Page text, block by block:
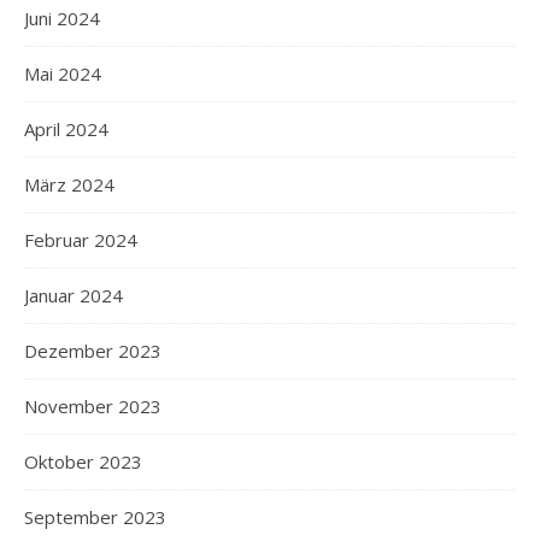
Juni 2024
Mai 2024
April 2024
März 2024
Februar 2024
Januar 2024
Dezember 2023
November 2023
Oktober 2023
September 2023